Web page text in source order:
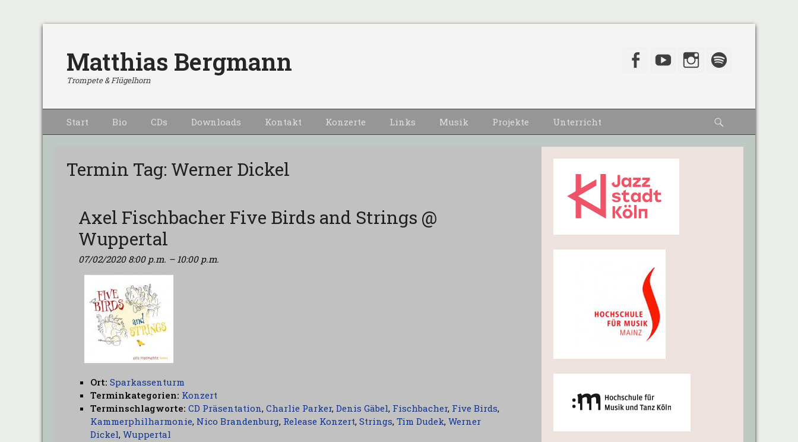
Matthias Bergmann
Trompete & Flügelhorn
Facebook
YouTubeInstagram
Primärmenu
zum
Start Bio CDs Downloads Kontakt Konzerte Links Musik Projekte Unterricht
Termin Tag: Werner Dickel
Axel Fischbacher Five Birds and Strings @
Wuppertal
07/02/2020 8:00 p.m. – 10:00 p.m.
Ort: Sparkassenturm
Terminkategorien: Konzert
Terminschlagworte: CD Präsentation, Charlie Parker, Denis Gäbel, Fischbacher, Five Birds,
Kammerphilharmonie, Nico Brandenburg, Release Konzert, Strings, Tim Dudek, Werner
Dickel, Wuppertal